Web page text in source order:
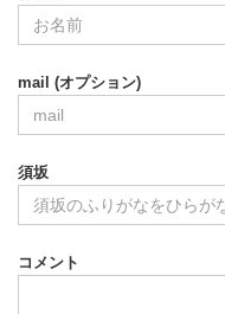
mail (オプション)
須坂
コメント